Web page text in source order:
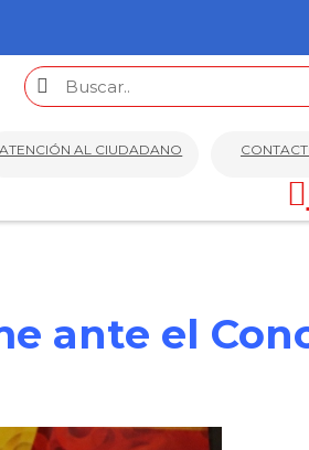
ATENCIÓN AL CIUDADANO
ante el